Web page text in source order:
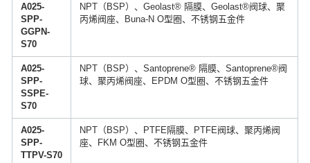
A025-
SPP-
GGPN-
S70
NPT（BSP）、Geolast® 隔膜、Geolast®阀球、聚
丙烯阀座、Buna-N O型圈、不锈钢五金件
A025-
SPP-
SSPE-
S70
NPT（BSP）、Santoprene® 隔膜、Santoprene®阀
球、聚丙烯阀座、EPDM O型圈、不锈钢五金件
A025-
SPP-
TTPV-S70
NPT（BSP）、PTFE隔膜、PTFE阀球、聚丙烯阀
座、FKM O型圈、不锈钢五金件